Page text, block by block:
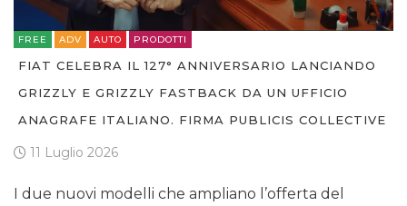
FREE ADV AUTO PRODOTTI
FIAT CELEBRA IL 127° ANNIVERSARIO LANCIANDO
GRIZZLY E GRIZZLY FASTBACK DA UN UFFICIO
ANAGRAFE ITALIANO. FIRMA PUBLICIS COLLECTIVE
11 Luglio 2026
I due nuovi modelli che ampliano l’offerta del